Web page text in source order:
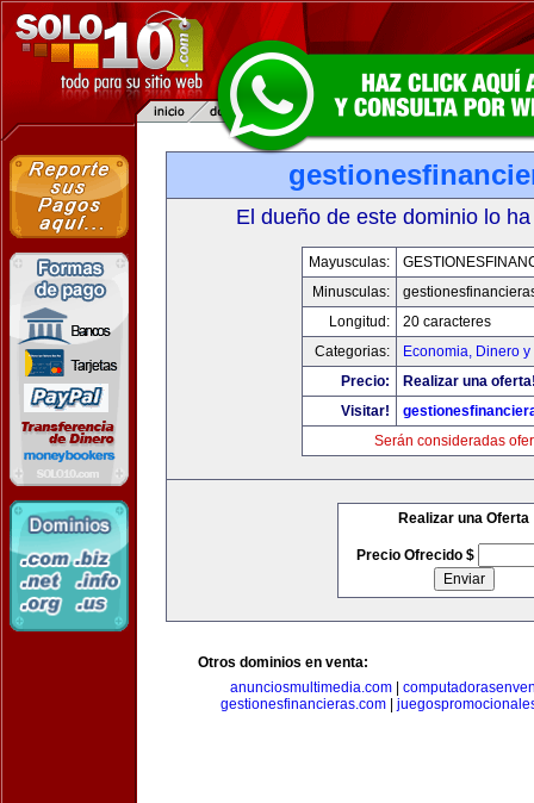
El dueño de este dominio lo
Mayusculas:
Minusculas:
Longitud:
20 caracteres
Categorias:
Economia, Dinero
Precio:
Realizar una
Visitar!
Serán consideradas
Realizar una Oferta
Precio Ofrecido $
Otros dominios en venta:
anunciosmultimedia.com
gestionesfinancieras.com